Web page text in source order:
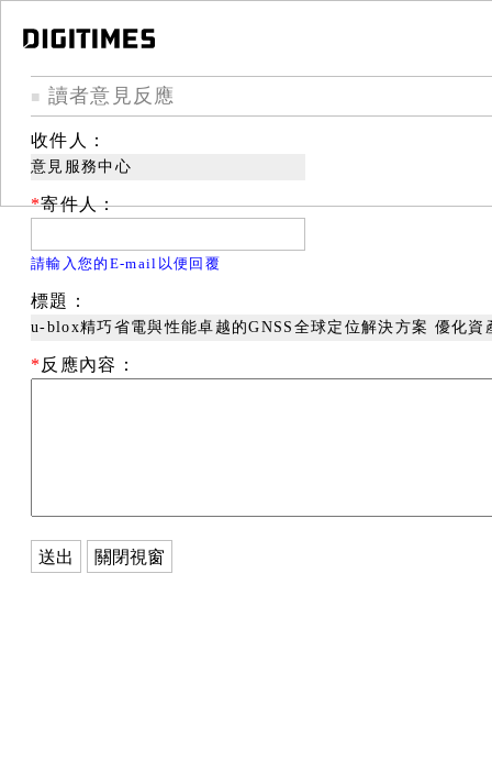
■ 讀者意見反應
收件人：
意見服務中心
*寄件人：
請輸入您的E-mail以便回覆
標題：
u-blox精巧省電與性能卓越的GNSS全球定位解決方案 優化資
* 反應內容：